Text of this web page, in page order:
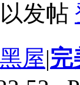
发帖
屋|完